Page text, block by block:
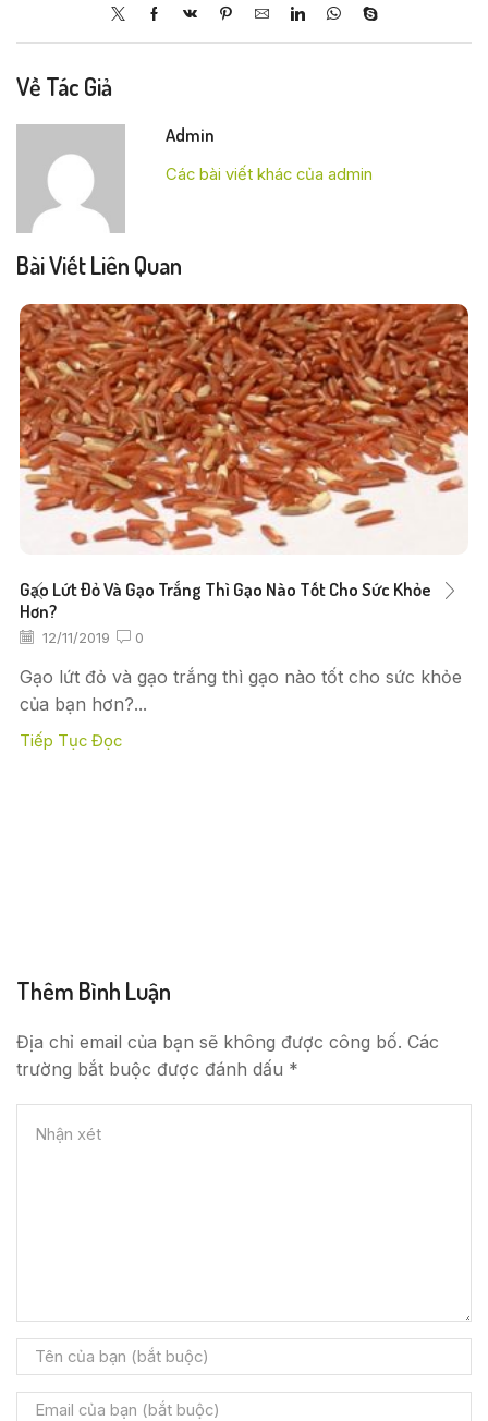
Về Tác Giả
Admin
Các bài viết khác của admin
Bài Viết Liên Quan
Gạo Lứt Đỏ Và Gạo Trắng Thì Gạo Nào Tốt Cho Sức Khỏe
Hơn?
12/11/2019 0
Gạo lứt đỏ và gạo trắng thì gạo nào tốt cho sức khỏe
của bạn hơn?...
Tiếp Tục Đọc
Thêm Bình Luận
Địa chỉ email của bạn sẽ không được công bố. Các
trường bắt buộc được đánh dấu *